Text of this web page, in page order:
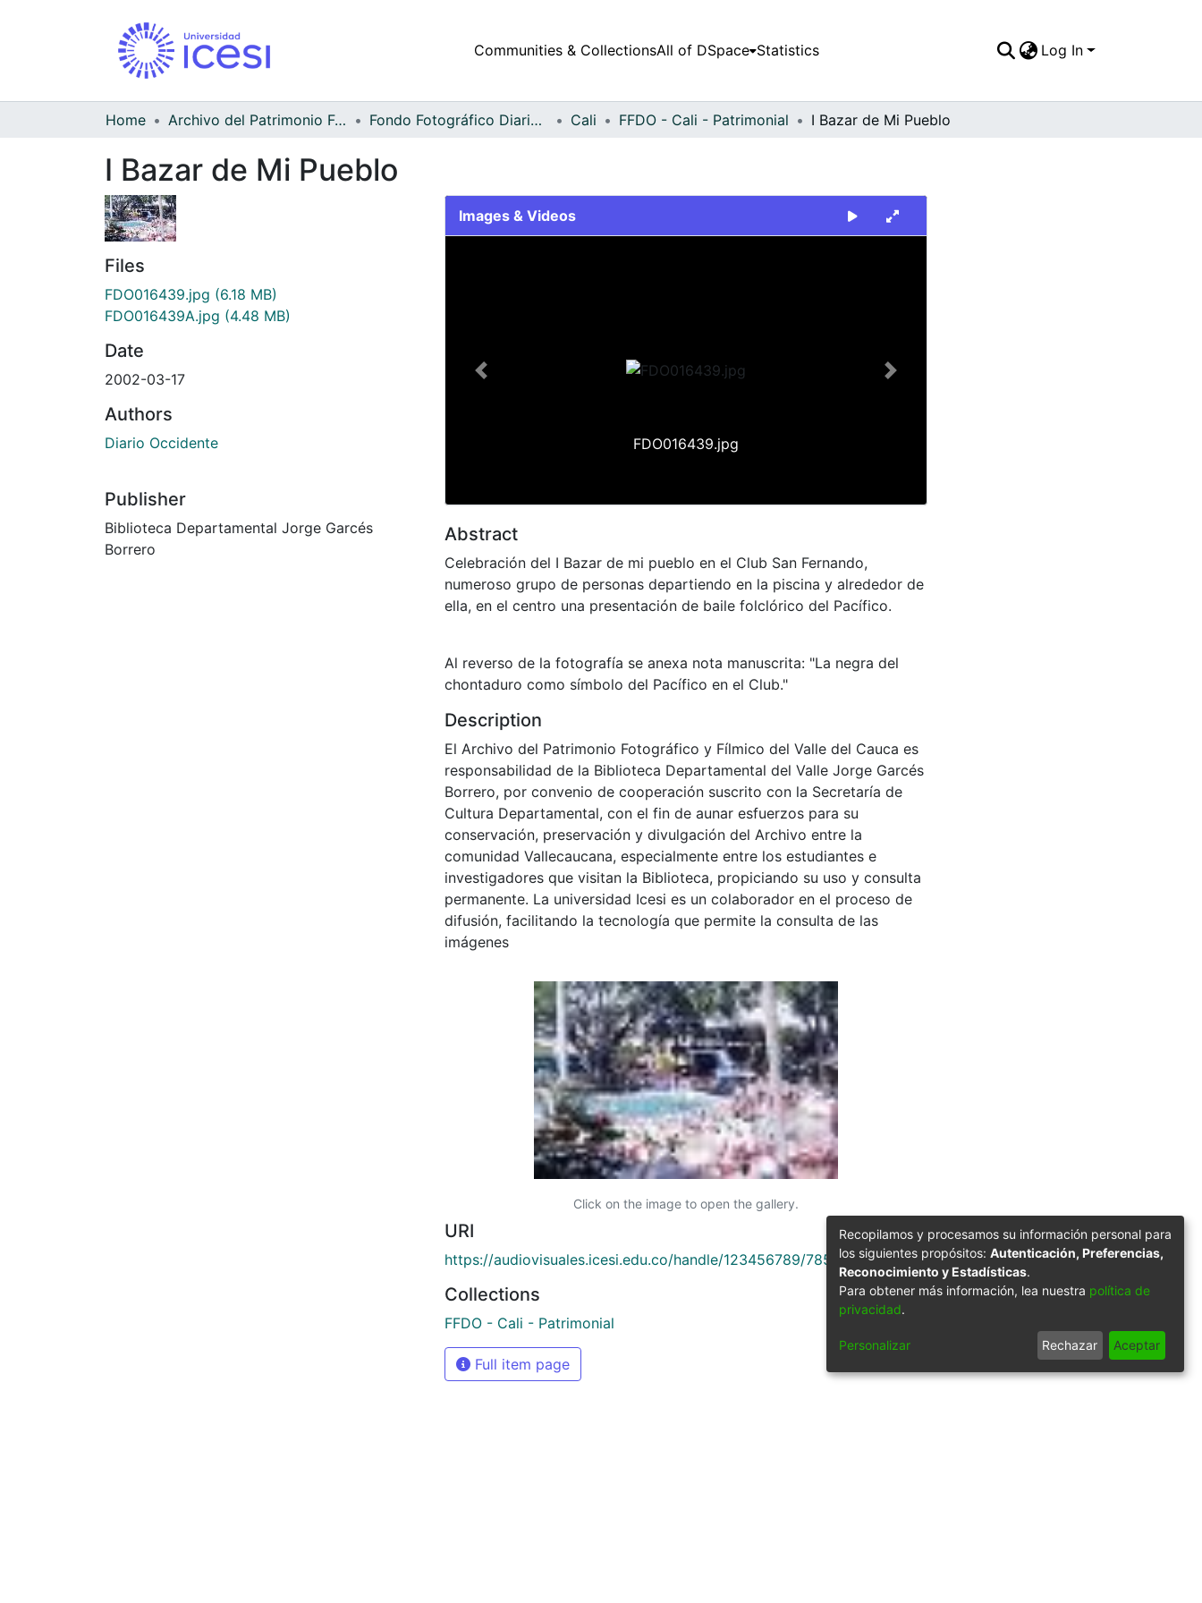
Communities & CollectionsAll of DSpace Statistics Log In
Home Archivo del Patrimonio Fotográfico y Fílmico del Valle del Cauca Fondo Fotográfico Diario Occidente Cali FFDO - Cali - Patrimonial I Bazar de Mi Pueblo
I Bazar de Mi Pueblo
Files
FDO016439.jpg (6.18 MB)
FDO016439A.jpg (4.48 MB)
Date
2002-03-17
Authors
Diario Occidente
Publisher
Biblioteca Departamental Jorge Garcés
Borrero
Images & Videos
FDO016439.jpg
Previous Next
Abstract
Celebración del I Bazar de mi pueblo en el Club San Fernando,
numeroso grupo de personas departiendo en la piscina y alrededor de
ella, en el centro una presentación de baile folclórico del Pacífico.
Al reverso de la fotografía se anexa nota manuscrita: "La negra del
chontaduro como símbolo del Pacífico en el Club."
Description
El Archivo del Patrimonio Fotográfico y Fílmico del Valle del Cauca es
responsabilidad de la Biblioteca Departamental del Valle Jorge Garcés
Borrero, por convenio de cooperación suscrito con la Secretaría de
Cultura Departamental, con el fin de aunar esfuerzos para su
conservación, preservación y divulgación del Archivo entre la
comunidad Vallecaucana, especialmente entre los estudiantes e
investigadores que visitan la Biblioteca, propiciando su uso y consulta
permanente. La universidad Icesi es un colaborador en el proceso de
difusión, facilitando la tecnología que permite la consulta de las
imágenes
Click on the image to open the gallery.
URI
https://audiovisuales.icesi.edu.co/handle/123456789/78507
Collections
FFDO - Cali - Patrimonial
Full item page
Recopilamos y procesamos su información personal para
los siguientes propósitos: Autenticación, Preferencias,
Reconocimiento y Estadísticas.
Para obtener más información, lea nuestra política de
privacidad.
Personalizar Rechazar Aceptar